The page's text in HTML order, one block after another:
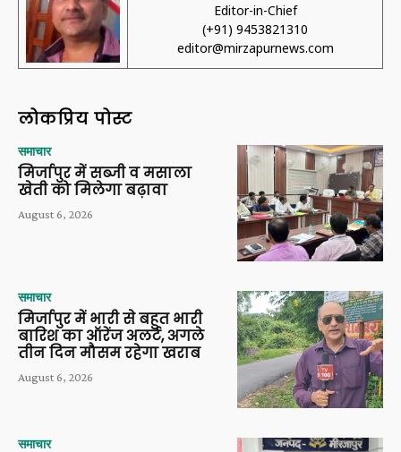
Editor-in-Chief
(+91) 9453821310
editor@mirzapurnews.com
लोकप्रिय पोस्ट
समाचार
मिर्जापुर में सब्जी व मसाला
खेती को मिलेगा बढ़ावा
August 6, 2026
समाचार
मिर्जापुर में भारी से बहुत भारी
बारिश का ऑरेंज अलर्ट, अगले
तीन दिन मौसम रहेगा खराब
August 6, 2026
समाचार